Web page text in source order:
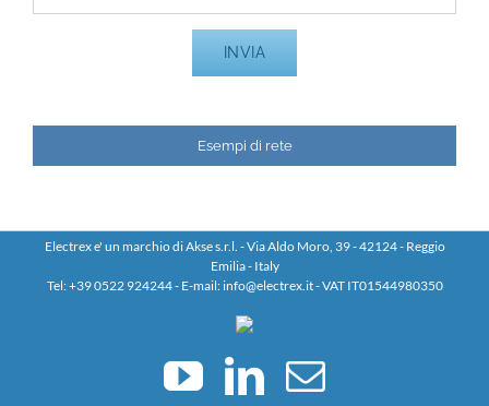
Esempi di rete
Electrex e' un marchio di Akse s.r.l. - Via Aldo Moro, 39 - 42124 - Reggio
Emilia - Italy
Tel: +39 0522 924244 - E-mail: info@electrex.it - VAT IT01544980350
YouTubeLinkedIn
Email